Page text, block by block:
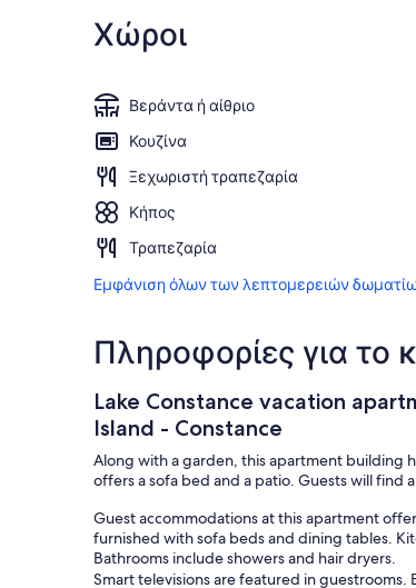
Χώροι
Βεράντα ή αίθριο
Κουζίνα
Ξεχωριστή τραπεζαρία
Κήπος
Τραπεζαρία
Εμφάνιση όλων των λεπτομερειών
Πληροφορίες για το
Lake Constance vacation
Island - Constance
Along with a garden, this apartment building
offers a sofa bed and a patio. Guests will find
Guest accommodations at this apartment
furnished with sofa beds and dining tables.
Bathrooms include showers and hair dryers.
Smart televisions are featured in guestrooms.